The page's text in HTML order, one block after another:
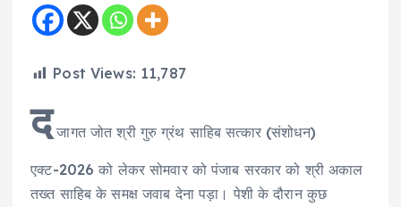
Post Views: 11,787
दजागत जोत श्री गुरु ग्रंथ साहिब सत्कार (संशोधन)
एक्ट-2026 को लेकर सोमवार को पंजाब सरकार को श्री अकाल
तख्त साहिब के समक्ष जवाब देना पड़ा। पेशी के दौरान कुछ